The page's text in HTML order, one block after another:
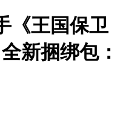
《王国保卫
新捆绑包：